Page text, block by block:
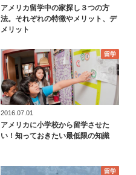
アメリカ留学中の家探し３つの方
法。それぞれの特徴やメリット、デ
メリット
留学
2016.07.01
アメリカに小学校から留学させた
い！知っておきたい最低限の知識
留学